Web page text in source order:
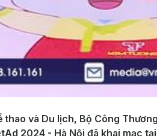
và Du lịch, Bộ Công
2024 - Hà Nội đã khai mạc